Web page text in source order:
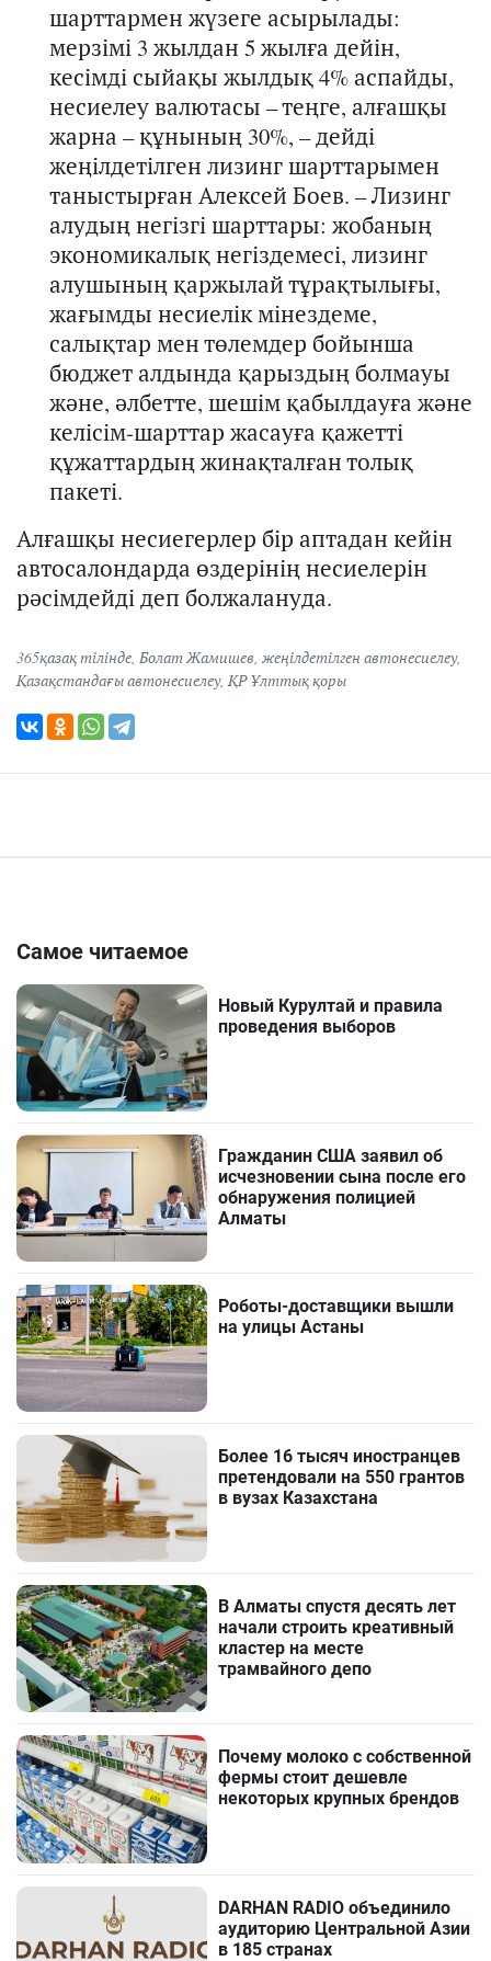
шарттармен жүзеге асырылады:
мерзімі 3 жылдан 5 жылға дейін,
кесімді сыйақы жылдық 4% аспайды,
несиелеу валютасы – теңге, алғашқы
жарна – құнының 30%, – дейді
жеңілдетілген лизинг шарттарымен
таныстырған Алексей Боев. – Лизинг
алудың негізгі шарттары: жобаның
экономикалық негіздемесі, лизинг
алушының қаржылай тұрақтылығы,
жағымды несиелік мінездеме,
салықтар мен төлемдер бойынша
бюджет алдында қарыздың болмауы
және, әлбетте, шешім қабылдауға және
келісім-шарттар жасауға қажетті
құжаттардың жинақталған толық
пакеті.
Алғашқы несиегерлер бір аптадан кейін
автосалондарда өздерінің несиелерін
рәсімдейді деп болжалануда.
365қазақ тілінде, Болат Жамишев,жеңілдетілген автонесиелеу,
Қазақстандағы автонесиелеу,ҚР Ұлттық қоры
Самое читаемое
Новый Курултай и правила
проведения выборов
Гражданин США заявил об
исчезновении сына после его
обнаружения полицией
Алматы
Роботы-доставщики вышли
на улицы Астаны
Более 16 тысяч иностранцев
претендовали на 550 грантов
в вузах Казахстана
В Алматы спустя десять лет
начали строить креативный
кластер на месте
трамвайного депо
Почему молоко с собственной
фермы стоит дешевле
некоторых крупных брендов
DARHAN RADIO объединило
аудиторию Центральной Азии
в 185 странах